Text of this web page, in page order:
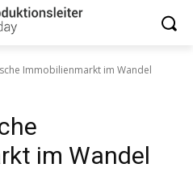
Immobilienmarkt im Wandel
im Wandel